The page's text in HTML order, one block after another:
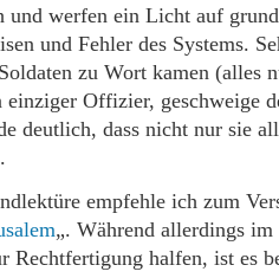
und werfen ein Licht auf
und Fehler des Systems.
zu Wort kamen (alles
Offizier, geschweige
deutlich, dass nicht nur sie
empfehle ich zum
„. Während allerdings
Rechtfertigung halfen, ist es